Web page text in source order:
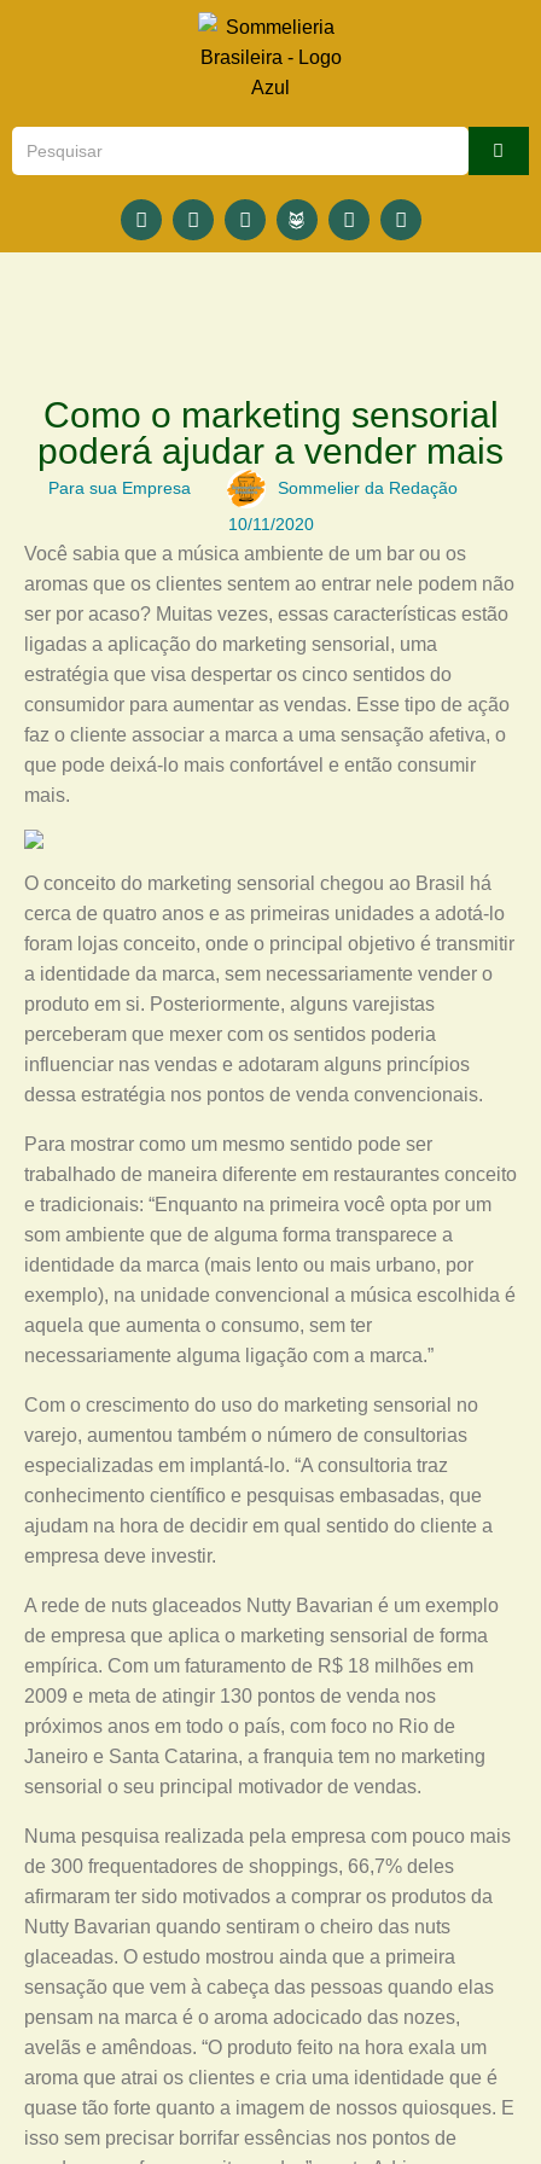
Como o marketing sensorial
poderá ajudar a vender mais
Para sua Empresa
Sommelier da Redação
10/11/2020
Você sabia que a música ambiente de um bar ou os
aromas que os clientes sentem ao entrar nele podem não
ser por acaso? Muitas vezes, essas características estão
ligadas a aplicação do marketing sensorial, uma
estratégia que visa despertar os cinco sentidos do
consumidor para aumentar as vendas. Esse tipo de ação
faz o cliente associar a marca a uma sensação afetiva, o
que pode deixá-lo mais confortável e então consumir
mais.
O conceito do marketing sensorial chegou ao Brasil há
cerca de quatro anos e as primeiras unidades a adotá-lo
foram lojas conceito, onde o principal objetivo é transmitir
a identidade da marca, sem necessariamente vender o
produto em si. Posteriormente, alguns varejistas
perceberam que mexer com os sentidos poderia
influenciar nas vendas e adotaram alguns princípios
dessa estratégia nos pontos de venda convencionais.
Para mostrar como um mesmo sentido pode ser
trabalhado de maneira diferente em restaurantes conceito
e tradicionais: “Enquanto na primeira você opta por um
som ambiente que de alguma forma transparece a
identidade da marca (mais lento ou mais urbano, por
exemplo), na unidade convencional a música escolhida é
aquela que aumenta o consumo, sem ter
necessariamente alguma ligação com a marca.”
Com o crescimento do uso do marketing sensorial no
varejo, aumentou também o número de consultorias
especializadas em implantá-lo. “A consultoria traz
conhecimento científico e pesquisas embasadas, que
ajudam na hora de decidir em qual sentido do cliente a
empresa deve investir.
A rede de nuts glaceados Nutty Bavarian é um exemplo
de empresa que aplica o marketing sensorial de forma
empírica. Com um faturamento de R$ 18 milhões em
2009 e meta de atingir 130 pontos de venda nos
próximos anos em todo o país, com foco no Rio de
Janeiro e Santa Catarina, a franquia tem no marketing
sensorial o seu principal motivador de vendas.
Numa pesquisa realizada pela empresa com pouco mais
de 300 frequentadores de shoppings, 66,7% deles
afirmaram ter sido motivados a comprar os produtos da
Nutty Bavarian quando sentiram o cheiro das nuts
glaceadas. O estudo mostrou ainda que a primeira
sensação que vem à cabeça das pessoas quando elas
pensam na marca é o aroma adocicado das nozes,
avelãs e amêndoas. “O produto feito na hora exala um
aroma que atrai os clientes e cria uma identidade que é
quase tão forte quanto a imagem de nossos quiosques. E
isso sem precisar borrifar essências nos pontos de